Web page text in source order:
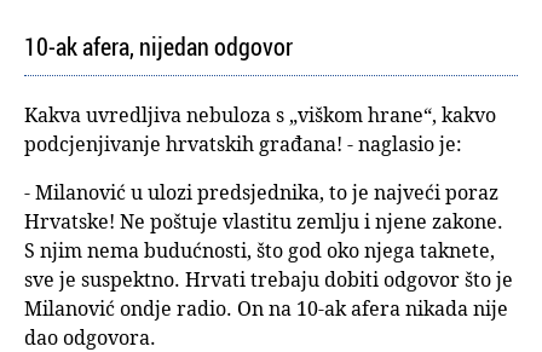
10-ak afera, nijedan odgovor
Kakva uvredljiva nebuloza s „viškom hrane“, kakvo
podcjenjivanje hrvatskih građana! - naglasio je:
- Milanović u ulozi predsjednika, to je najveći poraz
Hrvatske! Ne poštuje vlastitu zemlju i njene zakone.
S njim nema budućnosti, što god oko njega taknete,
sve je suspektno. Hrvati trebaju dobiti odgovor što je
Milanović ondje radio. On na 10-ak afera nikada nije
dao odgovora.